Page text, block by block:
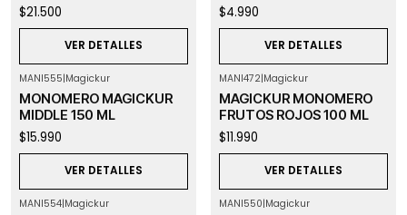
$21.500
VER DETALLES
$4.990
VER DETALLES
MANI555|Magickur
MONOMERO MAGICKUR
MIDDLE 150 ML
$15.990
VER DETALLES
MANI472|Magickur
MAGICKUR MONOMERO
FRUTOS ROJOS 100 ML
$11.990
VER DETALLES
MANI554|Magickur MANI550|Magickur